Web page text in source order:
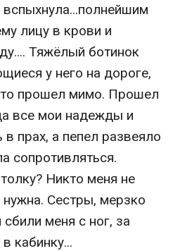
лицу в крови и
Тяжёлый ботинок
у него на дороге,
прошел мимо. Прошел
все мои надежды и
прах, а пепел развеяло
сопротивляться.
Никто меня не
нужна. Сестры, мерзко
меня с ног, за
кабинку...